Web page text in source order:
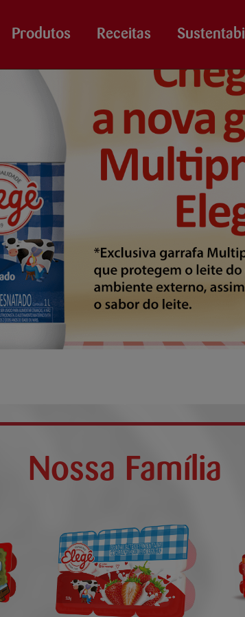
Produtos Receitas
Nossa Família